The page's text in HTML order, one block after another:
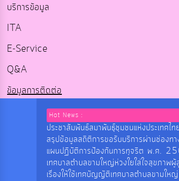
บริการข้อมูล
ITA
E-Service
Q&A
ข้อมูลการติดต่อ
Hot News :
ประชาสัมพันธ์สมาพันธุ์ชุมชนแห่งประเทศไท
สรุปข้อมูลสถิติการขอรับบริการผ่านช่
แผนปฏิบัติการป้องกันการทุจริต พ.ศ.
เทศบาลตำบลขามใหญ่ห่วงใยใส่ใจสุขภา
เรื่องให้ใช้เทศบัญญัติเทศบาลตำบลขาม